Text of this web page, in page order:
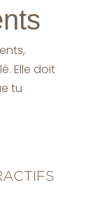
Elle doit
tu